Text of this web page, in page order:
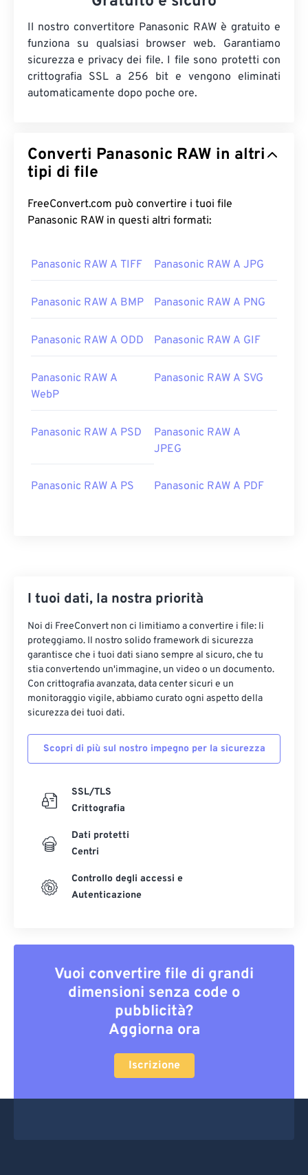
Il nostro convertitore Panasonic RAW è gratuito e
funziona su qualsiasi browser web. Garantiamo
sicurezza e privacy dei file. I file sono protetti con
crittografia SSL a 256 bit e vengono eliminati
automaticamente dopo poche ore.
Converti Panasonic RAW in altri
tipi di file
FreeConvert.com può convertire i tuoi file
Panasonic RAW in questi altri formati:
Panasonic RAW A TIFF Panasonic RAW A JPG
Panasonic RAW A BMP Panasonic RAW A PNG
Panasonic RAW A ODD Panasonic RAW A GIF
Panasonic RAW A
WebP
Panasonic RAW A SVG
Panasonic RAW A PSD
Panasonic RAW A
JPEG
Panasonic RAW A PS Panasonic RAW A PDF
I tuoi dati, la nostra priorità
Noi di FreeConvert non ci limitiamo a convertire i file: li
proteggiamo. Il nostro solido framework di sicurezza
garantisce che i tuoi dati siano sempre al sicuro, che tu
stia convertendo un'immagine, un video o un documento.
Con crittografia avanzata, data center sicuri e un
monitoraggio vigile, abbiamo curato ogni aspetto della
sicurezza dei tuoi dati.
Scopri di più sul nostro impegno per la sicurezza
SSL/TLS
Crittografia
Dati protetti
Centri
Controllo degli accessi e
Autenticazione
Vuoi convertire file di grandi
dimensioni senza code o
pubblicità?
Aggiorna ora
Iscrizione